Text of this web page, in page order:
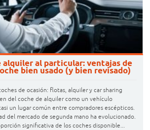
al particular: ventajas de
bien usado (y bien revisado)
de ocasión: flotas, alquiler y car sharing
del coche de alquiler como un vehículo
un lugar común entre compradores escépticos.
del mercado de segunda mano ha evolucionado.
significativa de los coches disponible...